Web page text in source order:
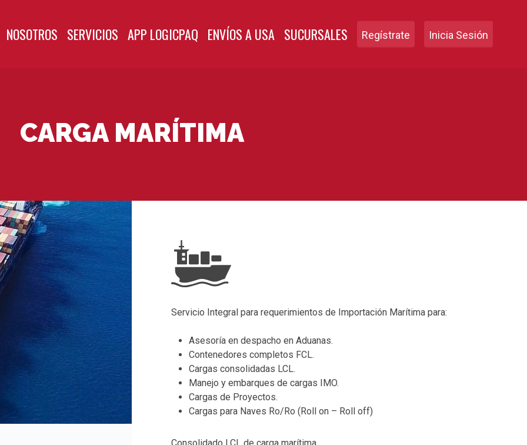
NOSOTROS SERVICIOS APP LOGICPAQ ENVÍOS A USA SUCURSALES Regístrate Inicia Sesión
CARGA MARÍTIMA
Servicio Integral para requerimientos de Importación Marítima para:
Asesoría en despacho en Aduanas.
Contenedores completos FCL.
Cargas consolidadas LCL.
Manejo y embarques de cargas IMO.
Cargas de Proyectos.
Cargas para Naves Ro/Ro (Roll on – Roll off)